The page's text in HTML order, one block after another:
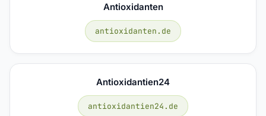
Antioxidanten
antioxidanten.de
Antioxidantien24
antioxidantien24.de